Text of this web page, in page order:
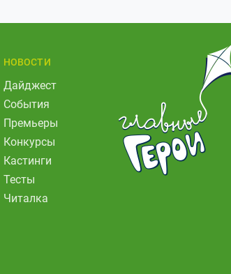
НОВОСТИ
Дайджест
События
Премьеры
Конкурсы
Кастинги
Тесты
Читалка